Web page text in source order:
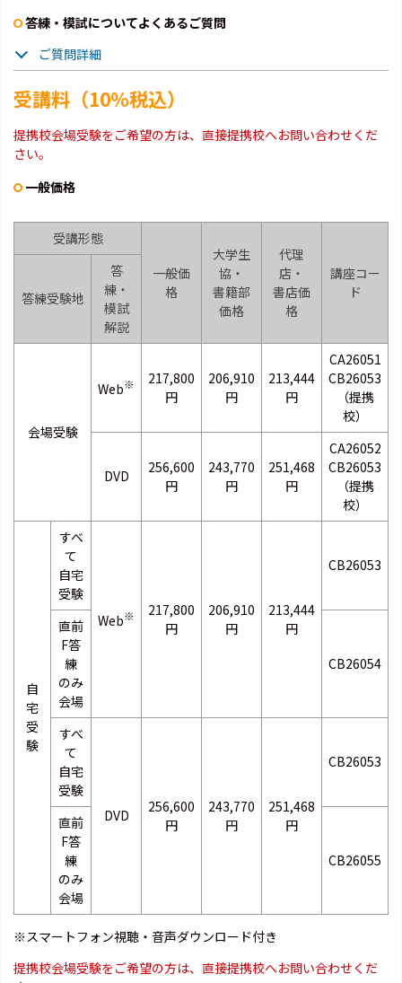
答練・模試についてよくあるご質問
ご質問詳細
受講料（10％税込）
提携校会場受験をご希望の方は、直接提携校へお問い合わせくだ
さい。
一般価格
受講形態
一般価
格
大学生
協・
書籍部
価格
代理
店・
書店価
格
講座コー
ド
答練受験地
答
練・
模試
解説
会場受験
Web※
217,800
円
206,910
円
213,444
円
CA26051
CB26053
（提携
校）
DVD
256,600
円
243,770
円
251,468
円
CA26052
CB26053
（提携
校）
自
宅
受
験
すべ
て
自宅
受験
Web※
217,800
円
206,910
円
213,444
円
CB26053
直前
F答
練
のみ
会場
CB26054
すべ
て
自宅
受験
DVD
256,600
円
243,770
円
251,468
円
CB26053
直前
F答
練
のみ
会場
CB26055
※スマートフォン視聴・音声ダウンロード付き
提携校会場受験をご希望の方は、直接提携校へお問い合わせくだ